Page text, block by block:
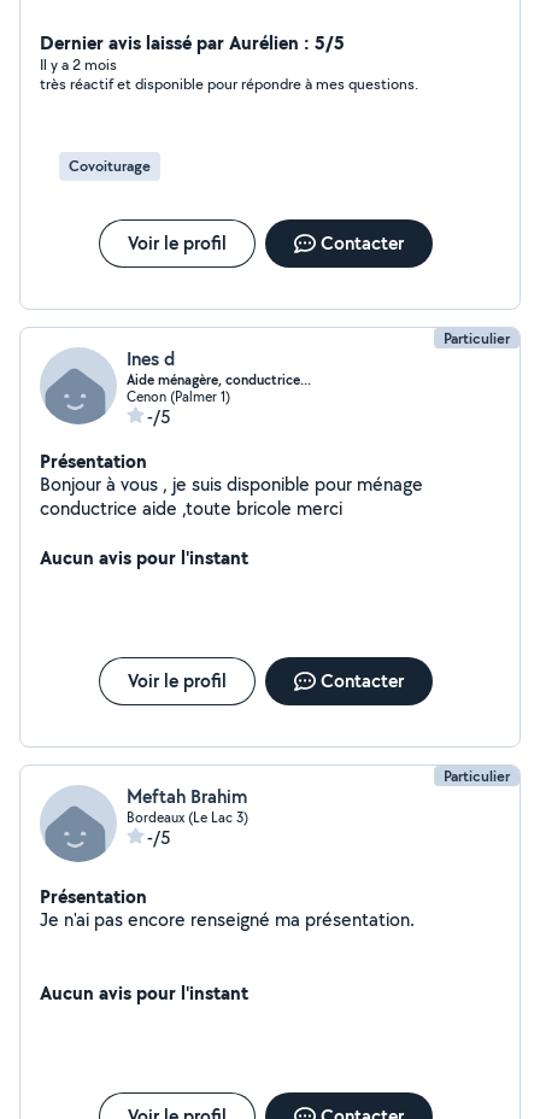
Dernier avis laissé par Aurélien : 5/5
Il y a 2 mois
très réactif et disponible pour répondre à mes questions.
Covoiturage
Voir le profil Contacter
Particulier
Ines d
Aide ménagère, conductrice...
Cenon (Palmer 1)
-/5
Présentation
Bonjour à vous , je suis disponible pour ménage
conductrice aide ,toute bricole merci
Aucun avis pour l'instant
Voir le profil Contacter
Particulier
Meftah Brahim
Bordeaux (Le Lac 3)
-/5
Présentation
Je n'ai pas encore renseigné ma présentation.
Aucun avis pour l'instant